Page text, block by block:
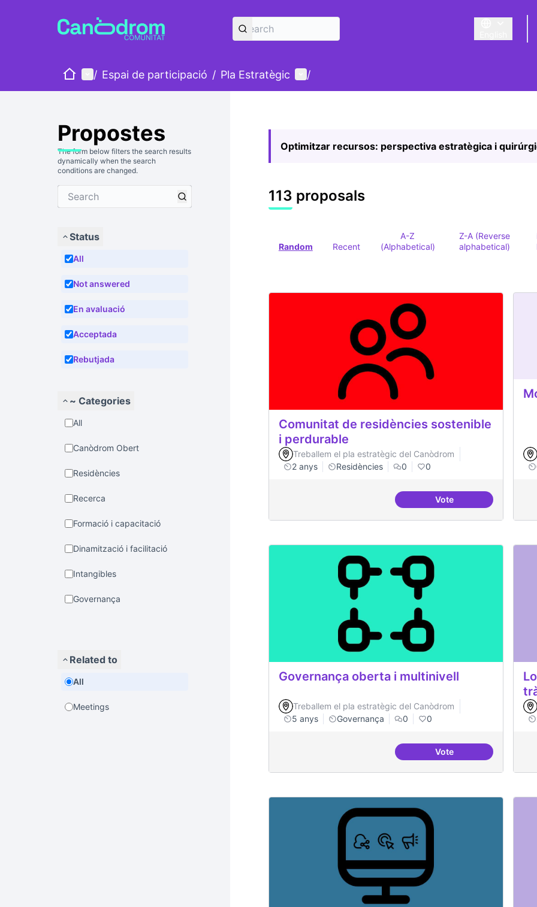
Triar la llengua
HomeMain menu
/ Espai de participació / Pla Estratègic User menu
/
Propostes
The form below filters the search results
dynamically when the search
conditions are changed.
Status
All
Not answered
En avaluació
Acceptada
Rebutjada
~ Categories
All
Canòdrom Obert
Residències
Recerca
Formació i capacitació
Dinamització i facilitació
Intangibles
Governança
Related to
All
Meetings
Optimitzar recursos: perspectiva estratègica i
113 proposals
Random Recent
A-Z
(Alphabetical)
Z-A (Reverse
alphabetical)
Comunitat de residències sostenible
i perdurable
Treballem el pla estratègic del Canòdrom
2 anys
Residències 0 0
Vote
Governança oberta i multinivell
Treballem el pla estratègic del Canòdrom
5 anys
Governança 0 0
VoteGovernança oberta i